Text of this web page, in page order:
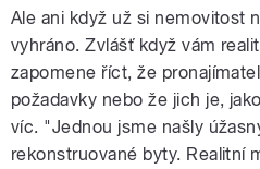
Ale ani když už si nemovitost
vyhráno. Zvlášť když vám
zapomene říct, že
požadavky nebo že jich je,
víc. "Jednou jsme našly
rekonstruované byty. Realitní